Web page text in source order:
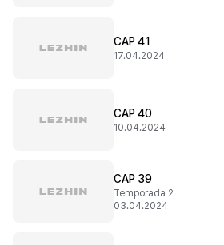
CAP 41
17.04.2024
CAP 40
10.04.2024
CAP 39
Temporada 2
03.04.2024